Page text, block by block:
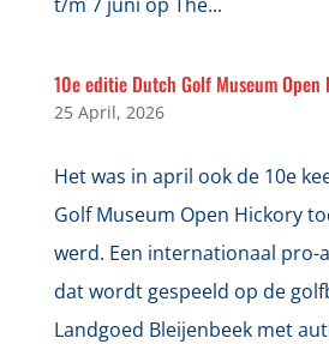
10e editie Dutch Golf Museum
25 April, 2026
Het was in april ook de 10e
Golf Museum Open Hickory
werd. Een internationaal pro-
dat wordt gespeeld op de
Landgoed Bleijenbeek met